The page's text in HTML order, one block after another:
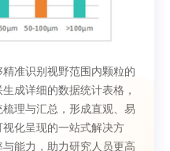
准识别视野范围内颗粒的
成详细的数据统计表格，
理与汇总，形成直观、易
化呈现的一站式解决方
能力，助力研究人员更高